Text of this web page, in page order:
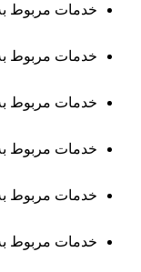
خدمات مربوط
خدمات مربوط به
خدمات مربوط
خدمات مربوط
خدمات مربوط
خدمات مربوط